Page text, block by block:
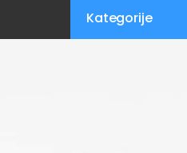
Kategorije